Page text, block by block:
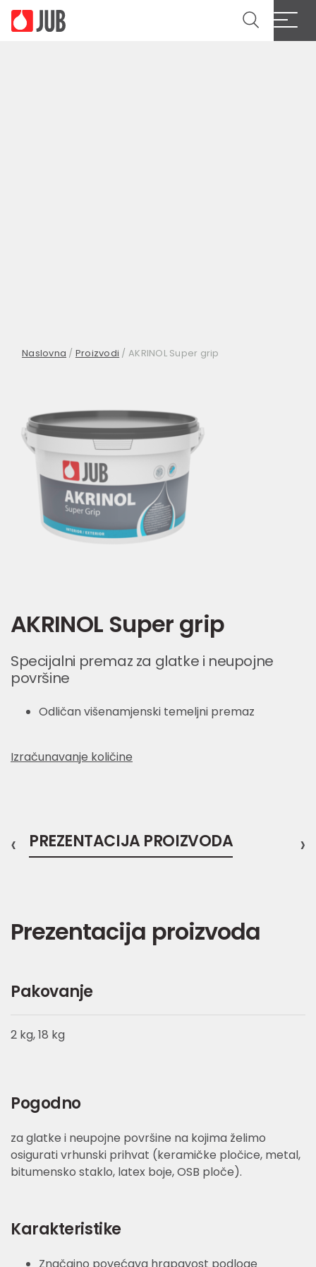
Naslovna / Proizvodi / AKRINOL Super grip
AKRINOL Super grip
Specijalni premaz za glatke i neupojne
površine
Odličan višenamjenski temeljni premaz
Izračunavanje količine
PREZENTACIJA PROIZVODA
‹ ›
Prezentacija proizvoda
Pakovanje
2 kg, 18 kg
Pogodno
za glatke i neupojne površine na kojima želimo
osigurati vrhunski prihvat (keramičke pločice, metal,
bitumensko staklo, latex boje, OSB ploče).
Karakteristike